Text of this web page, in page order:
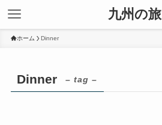
九州の旅
ホーム Dinner
Dinner – tag –